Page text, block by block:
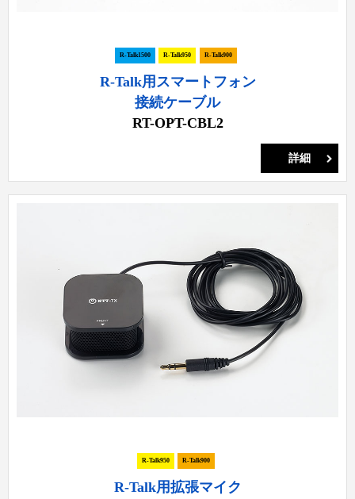
R-Talk1500 R-Talk950 R-Talk900
R-Talk用スマートフォン
接続ケーブル
RT-OPT-CBL2
詳細
R-Talk950 R-Talk900
R-Talk用拡張マイク